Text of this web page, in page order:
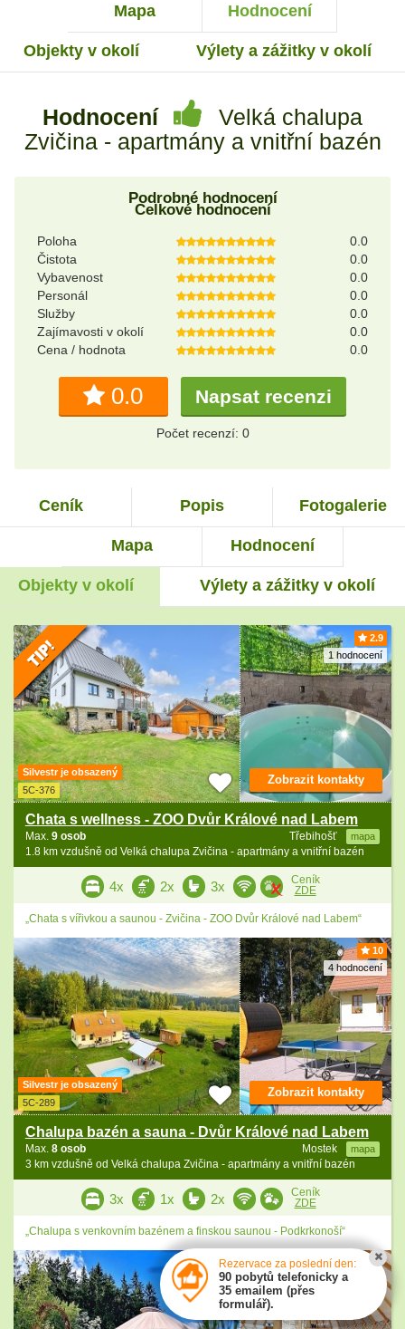
Mapa Hodnocení
Objekty v okolí Výlety a zážitky v okolí
Hodnocení
Velká chalupa
Zvičina - apartmány a vnitřní bazén
Podrobné hodnocení
Celkové hodnocení
Poloha
0.0
Čistota
0.0
Vybavenost
0.0
Personál
0.0
Služby
0.0
Zajímavosti v okolí
0.0
Cena / hodnota
0.0
0.0 Napsat recenzi
Počet recenzí: 0
Ceník Popis Fotogalerie
Mapa Hodnocení
Objekty v okolí Výlety a zážitky v okolí
2.9
1 hodnocení
Silvestr je obsazený
5C-376
Chata s wellness - ZOO Dvůr Králové nad Labem
Třebihošť mapa
Max. 9 osob
1.8 km vzdušně od Velká chalupa Zvičina - apartmány a vnitřní bazén
Zobrazit kontakty
4x 2x 3x
Ceník
ZDE
„Chata s vířivkou a saunou - Zvičina - ZOO Dvůr Králové nad Labem“
10
4 hodnocení
Silvestr je obsazený
5C-289
Chalupa bazén a sauna - Dvůr Králové nad Labem
Mostek mapa
Max. 8 osob
3 km vzdušně od Velká chalupa Zvičina - apartmány a vnitřní bazén
Zobrazit kontakty
3x 1x 2x
Ceník
ZDE
„Chalupa s venkovním bazénem a finskou saunou - Podkrkonoší“
Rezervace za poslední den:
90 pobytů telefonicky a
35 emailem (přes
formulář).